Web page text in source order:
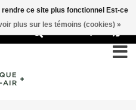
0
ce site plus fonctionnel Est-ce
plus sur les témoins (cookies) »